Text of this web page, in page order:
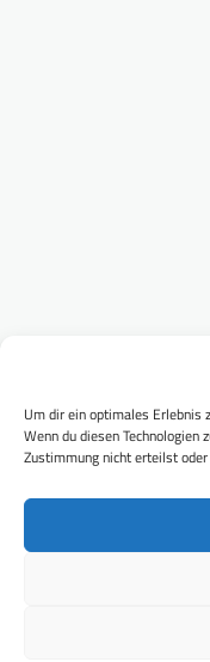
Um dir ein optimales Erlebnis
Wenn du diesen
Zustimmung nicht erteilst